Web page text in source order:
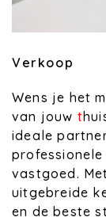
Verkoop
Wens je het
van jouw t
ideale
vastgoed.
uitgebreide
en de beste